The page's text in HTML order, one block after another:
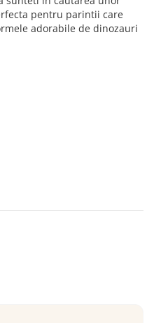
pentru parintii care
adorabile de dinozauri